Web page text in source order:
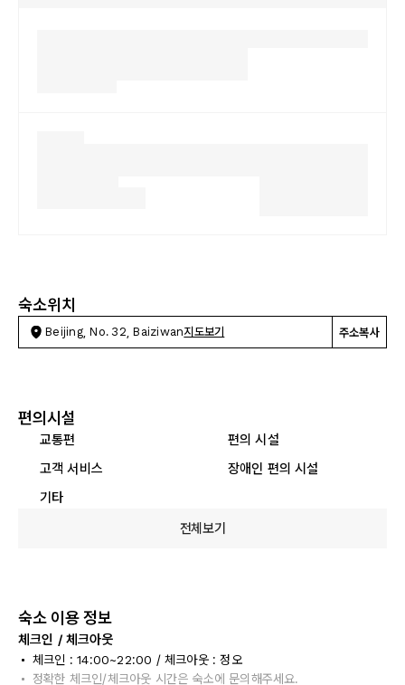
숙소위치
Beijing, No. 32, Baiziwan지도보기 주소복사
편의시설
교통편
편의 시설
고객 서비스
장애인 편의 시설
기타
전체보기
숙소 이용 정보
체크인 / 체크아웃
체크인 : 14:00~22:00 / 체크아웃 : 정오
정확한 체크인/체크아웃 시간은 숙소에 문의해주세요.